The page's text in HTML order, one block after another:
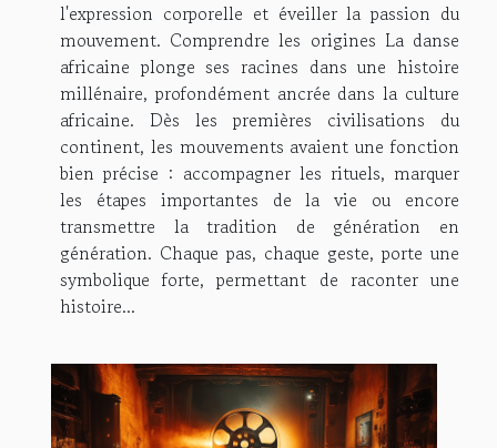
l'expression corporelle et éveiller la passion du
mouvement. Comprendre les origines La danse
africaine plonge ses racines dans une histoire
millénaire, profondément ancrée dans la culture
africaine. Dès les premières civilisations du
continent, les mouvements avaient une fonction
bien précise : accompagner les rituels, marquer
les étapes importantes de la vie ou encore
transmettre la tradition de génération en
génération. Chaque pas, chaque geste, porte une
symbolique forte, permettant de raconter une
histoire...